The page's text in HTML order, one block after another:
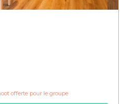
offerte pour le groupe